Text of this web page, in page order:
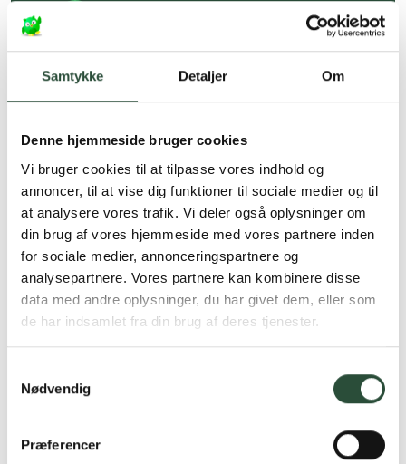
Samtykke Detaljer Om
Denne hjemmeside bruger cookies
Vi bruger cookies til at tilpasse vores indhold og
annoncer, til at vise dig funktioner til sociale medier og til
at analysere vores trafik. Vi deler også oplysninger om
din brug af vores hjemmeside med vores partnere inden
for sociale medier, annonceringspartnere og
analysepartnere. Vores partnere kan kombinere disse
data med andre oplysninger, du har givet dem, eller som
de har indsamlet fra din brug af deres tjenester.
Nødvendig
Præferencer
Hurtigt leveringen via GLS, og DAO
Faste lave priser*
*Gælder ikke ernæringsprodukter.
Stort udvalg af kendte
produkter
Vi tilbyder et stort udvalg af kendte
cremer, vitaminer og andre spændende
produkter – altid til fast lav pris.
Læs mere om Uglecare.dk her